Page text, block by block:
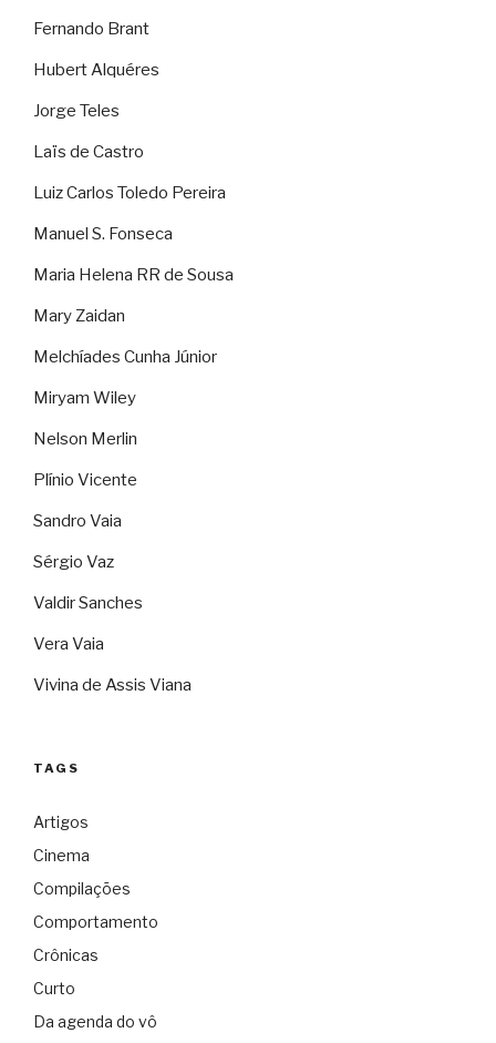
Fernando Brant
Hubert Alquéres
Jorge Teles
Laïs de Castro
Luiz Carlos Toledo Pereira
Manuel S. Fonseca
Maria Helena RR de Sousa
Mary Zaidan
Melchíades Cunha Júnior
Miryam Wiley
Nelson Merlin
Plínio Vicente
Sandro Vaia
Sérgio Vaz
Valdir Sanches
Vera Vaia
Vivina de Assis Viana
TAGS
Artigos
Cinema
Compilações
Comportamento
Crônicas
Curto
Da agenda do vô